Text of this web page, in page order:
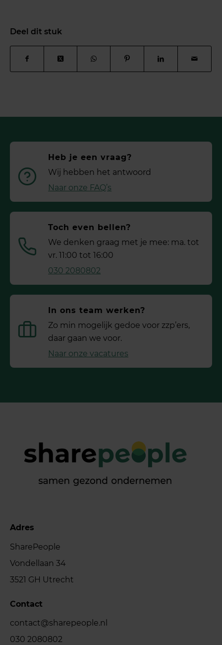
Deel dit stuk
Heb je een vraag?
Wij hebben het antwoord
Naar onze FAQ’s
Toch even bellen?
We denken graag met je mee: ma. tot
vr. 11:00 tot 16:00
030 2080802
In ons team werken?
Zo min mogelijk gedoe voor ­zzp’ers,
daar gaan we voor.
Naar onze vacatures
Adres
SharePeople
Vondellaan 34
3521 GH Utrecht
Contact
contact@sharepeople.nl
030 2080802